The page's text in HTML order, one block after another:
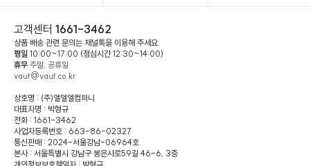
고객센터 1661-3462
상품 배송 관련 문의는 채널톡을 이용해 주세요.
평일 10:00~17:00 (점심시간 12:30~14:00)
휴무 주말, 공휴일
vaut@vaut.co.kr
상호명 : (주)엘엘엘컴퍼니
대표자명 : 박형규
전화 : 1661-3462
사업자등록번호 : 663-86-02327
통신판매 : 2024-서울강남-06964호
본사 : 서울특별시 강남구 봉은사로59길 46-6, 3층